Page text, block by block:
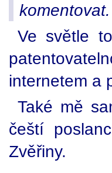
komentovat.
Ve světle
internetem a
Také mě
čeští
Zvěřiny.